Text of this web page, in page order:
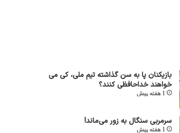
بازیکنان پا به سن گذاشته تیم ملی، کی می
خواهند خداحافظی کنند؟
1 هفته پیش
سرمربی سنگال به زور می‌ماند!
1 هفته پیش